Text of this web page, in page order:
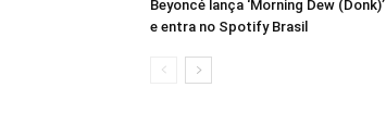
Beyoncé lança ‘Morning Dew (Donk)’
e entra no Spotify Brasil